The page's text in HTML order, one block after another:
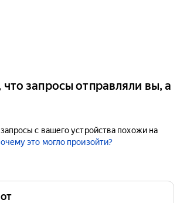
запросы отправляли вы, а
с вашего устройства похожи на
это могло произойти?